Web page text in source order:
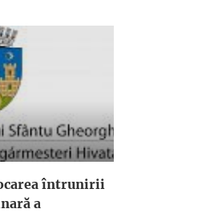
întrunirii
a